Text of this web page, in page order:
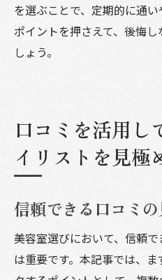
を選ぶことで、定期的に通
ポイントを押さえて、後悔
しょう。
口コミを活用し
イリストを見極
信頼できる口コミ
美容室選びにおいて、信頼
は重要です。本記事では、